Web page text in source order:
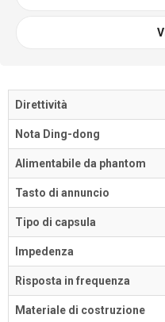
Direttività
Nota Ding-dong
Alimentabile da phantom
Tasto di annuncio
Tipo di capsula
Impedenza
Risposta in frequenza
Materiale di costruzione